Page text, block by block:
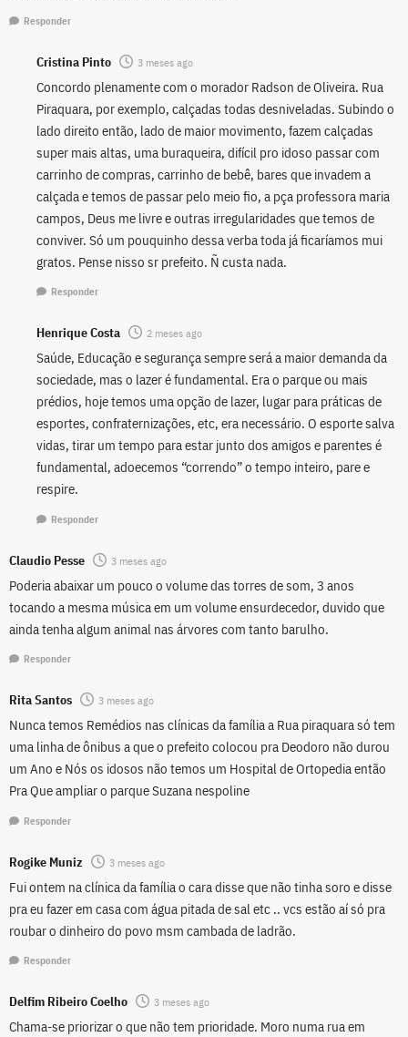
Responder
Cristina Pinto 3 meses ago
Concordo plenamente com o morador Radson de Oliveira. Rua
Piraquara, por exemplo, calçadas todas desniveladas. Subindo o
lado direito então, lado de maior movimento, fazem calçadas
super mais altas, uma buraqueira, difícil pro idoso passar com
carrinho de compras, carrinho de bebê, bares que invadem a
calçada e temos de passar pelo meio fio, a pça professora maria
campos, Deus me livre e outras irregularidades que temos de
conviver. Só um pouquinho dessa verba toda já ficaríamos mui
gratos. Pense nisso sr prefeito. Ñ custa nada.
Responder
Henrique Costa 2 meses ago
Saúde, Educação e segurança sempre será a maior demanda da
sociedade, mas o lazer é fundamental. Era o parque ou mais
prédios, hoje temos uma opção de lazer, lugar para práticas de
esportes, confraternizações, etc, era necessário. O esporte salva
vidas, tirar um tempo para estar junto dos amigos e parentes é
fundamental, adoecemos “correndo” o tempo inteiro, pare e
respire.
Responder
Claudio Pesse 3 meses ago
Poderia abaixar um pouco o volume das torres de som, 3 anos
tocando a mesma música em um volume ensurdecedor, duvido que
ainda tenha algum animal nas árvores com tanto barulho.
Responder
Rita Santos 3 meses ago
Nunca temos Remédios nas clínicas da família a Rua piraquara só tem
uma linha de ônibus a que o prefeito colocou pra Deodoro não durou
um Ano e Nós os idosos não temos um Hospital de Ortopedia então
Pra Que ampliar o parque Suzana nespoline
Responder
Rogike Muniz 3 meses ago
Fui ontem na clínica da família o cara disse que não tinha soro e disse
pra eu fazer em casa com água pitada de sal etc .. vcs estão aí só pra
roubar o dinheiro do povo msm cambada de ladrão.
Responder
Delfim Ribeiro Coelho 3 meses ago
Chama-se priorizar o que não tem prioridade. Moro numa rua em